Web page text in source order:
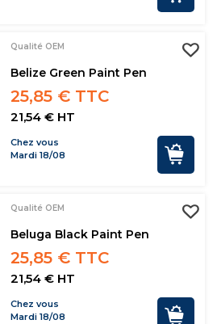
Qualité OEM
Belize Green Paint Pen
25,85 € TTC
21,54 € HT
Chez vous
Mardi 18/08
Qualité OEM
Beluga Black Paint Pen
25,85 € TTC
21,54 € HT
Chez vous
Mardi 18/08